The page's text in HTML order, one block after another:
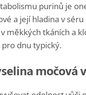
purinů je
a její hladina v séru
měkkých tkáních a
dnu typický.
močová